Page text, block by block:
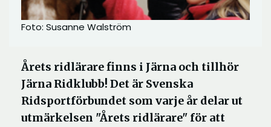
Foto: Susanne Walström
Årets ridlärare finns i Järna och tillhör
Järna Ridklubb! Det är Svenska
Ridsportförbundet som varje år delar ut
utmärkelsen "Årets ridlärare" för att